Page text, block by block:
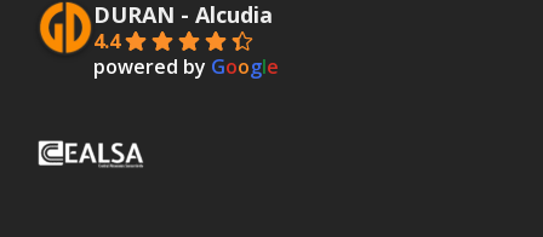
DURAN - Alcudia
4.4
powered by Google